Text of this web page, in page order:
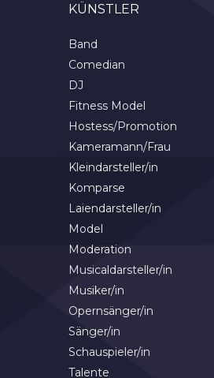
KÜNSTLER
Band
Comedian
DJ
Fitness Model
Hostess/Promotion
Kameramann/Frau
Kleindarsteller/in
Komparse
Laiendarsteller/in
Model
Moderation
Musicaldarsteller/in
Musiker/in
Opernsänger/in
Sänger/in
Schauspieler/in
Talente